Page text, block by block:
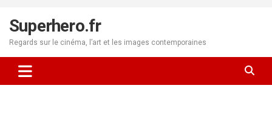
contenu
Superhero.fr
Regards sur le cinéma, l’art et les images contemporaines